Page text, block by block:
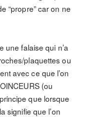
“propre” car on ne
une falaise qui n’a
plaquettes ou
avec ce que l’on
(ou
que lorsque
signifie que l’on